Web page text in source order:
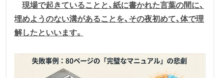
現場で起きていることと、紙に書かれた言葉の間に、
埋めようのない溝があることを、その夜初めて、体で理
解したといいます。